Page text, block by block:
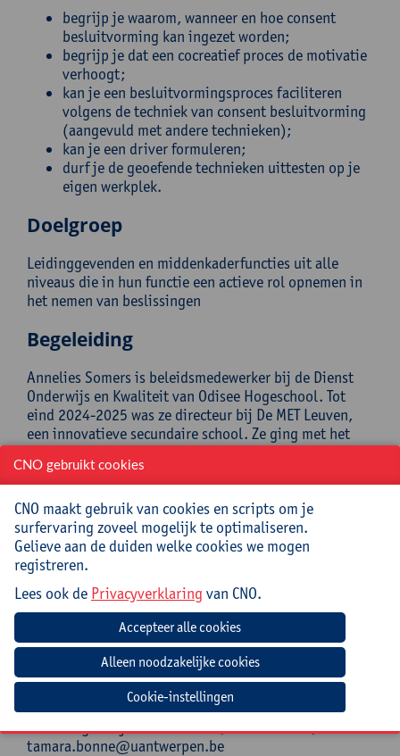
begrijp je waarom, wanneer en hoe consent
besluitvorming kan ingezet worden;
begrijp je dat een cocreatief proces de motivatie
verhoogt;
kan je een besluitvormingsproces faciliteren
volgens de techniek van consent besluitvorming
(aangevuld met andere technieken);
kan je een driver formuleren;
durf je de geoefende technieken uittesten op je
eigen werkplek.
Doelgroep
Leidinggevenden en middenkaderfuncties uit alle
niveaus die in hun functie een actieve rol opnemen in
het nemen van beslissingen
Begeleiding
Annelies Somers is beleidsmedewerker bij de Dienst
Onderwijs en Kwaliteit van Odisee Hogeschool. Tot
eind 2024-2025 was ze directeur bij De MET Leuven,
een innovatieve secundaire school. Ze ging met het
besluitvorming. Ook bij Odisee werkt ze aan de hand
van de principes en methodieken van S3. Annelies is
daarnaast ook trainer in Verbindende Communicatie.
Praktisch
Cursuscode: 26/DR/260A
Bronnenlijst met daarop interessante boeken, links
naar video’s, podcasts, enz. inbegrepen.
Lunch inbegrepen.
Jouw bijdrage: 138 EUR.
Inlichtingen bij: Tamara Bonne, 03 265 29 89,
tamara.bonne@uantwerpen.be
CNO gebruikt cookies
CNO maakt gebruik van cookies en scripts om je
surfervaring zoveel mogelijk te optimaliseren.
Gelieve aan de duiden welke cookies we mogen
registreren.
Lees ook de Privacyverklaring van CNO.
Cookie-instellingen